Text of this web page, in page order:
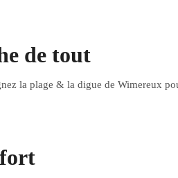
de tout
la plage & la digue de Wimereux